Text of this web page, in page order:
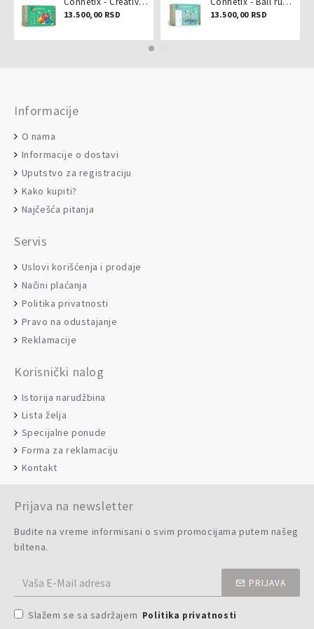
13.500,00 RSD 13.500,00 RSD
Informacije
O nama
Informacije o dostavi
Uputstvo za registraciju
Kako kupiti?
Najčešća pitanja
Servis
Uslovi korišćenja i prodaje
Načini plaćanja
Politika privatnosti
Pravo na odustajanje
Reklamacije
Korisnički nalog
Istorija narudžbina
Lista želja
Specijalne ponude
Forma za reklamaciju
Kontakt
Prijava na newsletter
Budite na vreme informisani o svim promocijama putem našeg
biltena.
PRIJAVA
Slažem se sa sadržajem Politika privatnosti